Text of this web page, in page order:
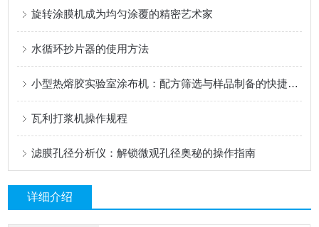
旋转涂膜机成为均匀涂覆的精密艺术家
水循环抄片器的使用方法
小型热熔胶实验室涂布机：配方筛选与样品制备的快捷工具
瓦利打浆机操作规程
滤膜孔径分析仪：解锁微观孔径奥秘的操作指南
详细介绍